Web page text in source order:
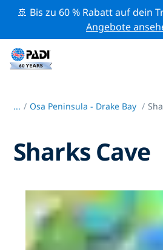
🚢 Bis zu 60 % Rabatt auf dein
Angebote
... / Osa Peninsula - Drake Bay
Sharks Cave